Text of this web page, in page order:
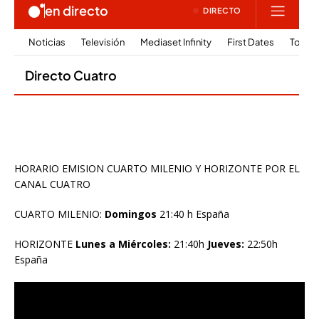
HORARIO EMISION CUARTO MILENIO Y HORIZONTE POR EL
CANAL CUATRO
CUARTO MILENIO: Domingos 21:40 h España
HORIZONTE Lunes a Miércoles: 21:40h Jueves: 22:50h
España